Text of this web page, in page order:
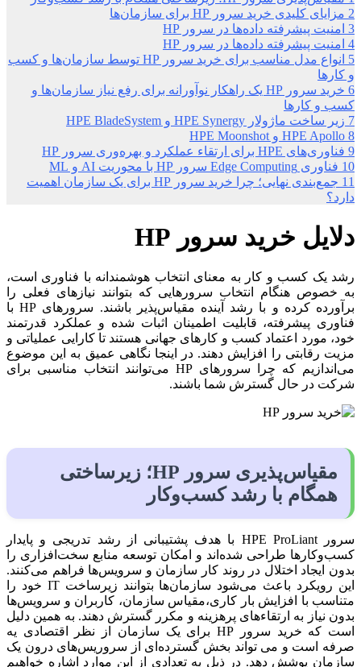
2 مزایای کلیدی خرید سرور HP برای سازمان‌ها
3 امنیت پیشرفته داده‌ها در سرور HP
4 امنیت پیشرفته داده‌ها در سرور HP
5
انواع مدل مناسب برای خرید سرور HP توسط سازمان‌ها و کسب
و کارها
6
خرید سرور HP یک راهکار نوآورانه برای رفع نیاز سازمان‌ها و
کسب و کارها
7 زیر ساخت ماژولار HPE Synergy و HPE BladeSystem
8 HPE Apollo و HPE Moonshot
9 فناوری‌های HPE برای ارتقاء عملکرد و بهره‌وری سرور HP
10 فناوری Edge Computing سرور HP با محوریت AI و ML
11
جمع‌بندی نهایی؛ چرا خرید سرور HP برای یک سازمان اهمیت
دارد؟
دلایل خرید سرور HP
رشد یک کسب و کار به معنای انتخاب هوشمندانه با فناوری است،
به خصوص هنگام انتخاب سرورهایی که بتوانند نیازهای فعلی را
برآورده کرده و با رشد آینده مقیاس‌پذیر باشند. سرورهای HP با
فناوری پیشرفته، قابلیت اطمینان اثبات شده و عملکرد قدرتمند
خود، مورد اعتماد کسب و کارهای جهانی هستند تا کارایی عملیاتی و
مزیت رقابتی را افزایش دهند. در اینجا نگاهی عمیق به این موضوع
می‌اندازیم که چرا سرورهای HP می‌توانند انتخاب مناسبی برای
شرکت در حال گسترش شما باشند.
مقیاس‌پذیری سرور HP؛ زیرساختی
همگام با رشد کسب‌وکار
سرور HPE ProLiant با هدف پشتیبانی از رشد تدریجی و پایدار
کسب‌وکارها طراحی شده‌اند و امکان توسعه منابع سخت‌افزاری را
بدون ایجاد اختلال در روند کار سازمان و سرویس‌ها فراهم می‌کنند.
این رویکرد باعث می‌شود سازمان‌ها بتوانند زیرساخت IT خود را
متناسب با افزایش بار کاری،مقیاس سازمان، کاربران و سرویس‌ها
بدون نیاز به ارتقاءهای پرهزینه و مکرر گسترش دهند. به همین دلیل
است که خرید سرور HP برای یک سازمان از نظر اقتصادی یه
صرفه است و می تواند بخش گسترده‌ای از سروریس‌های درون یک
سازمان پوشش دهد. در ذیل به تعدادی از این موارد اشاره خواهیم